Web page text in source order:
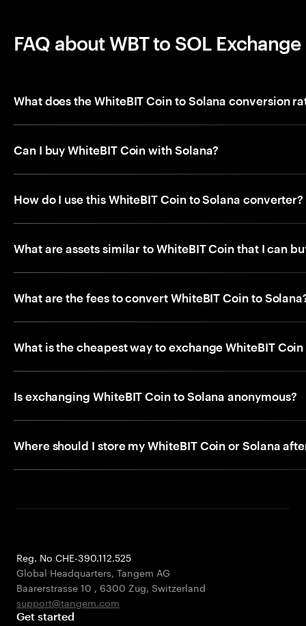
FAQ about WBT to SOL Exchange
What does the WhiteBIT Coin to Solana conversion
Can I buy WhiteBIT Coin with Solana?
How do I use this WhiteBIT Coin to Solana converter?
What are assets similar to WhiteBIT Coin that I can
What are the fees to convert WhiteBIT Coin to
What is the cheapest way to exchange WhiteBIT
Is exchanging WhiteBIT Coin to Solana anonymous?
Where should I store my WhiteBIT Coin or Solana
Reg. No CHE-390.112.525
Global Headquarters, Tangem AG
Baarerstrasse 10 , 6300 Zug, Switzerland
support@tangem.com
Get started